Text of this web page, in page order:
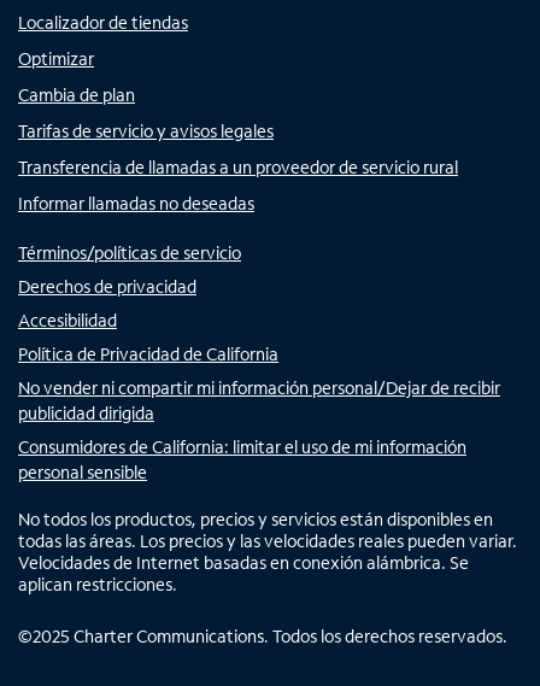
Localizador de tiendas
Optimizar
Cambia de plan
Tarifas de servicio y avisos legales
Transferencia de llamadas a un proveedor de servicio rural
Informar llamadas no deseadas
Términos/políticas de servicio
Derechos de privacidad
Accesibilidad
Política de Privacidad de California
No vender ni compartir mi información personal/Dejar de recibir
publicidad dirigida
Consumidores de California: limitar el uso de mi información
personal sensible
No todos los productos, precios y servicios están disponibles en
todas las áreas. Los precios y las velocidades reales pueden variar.
Velocidades de Internet basadas en conexión alámbrica. Se
aplican restricciones.
©2025 Charter Communications. Todos los derechos reservados.